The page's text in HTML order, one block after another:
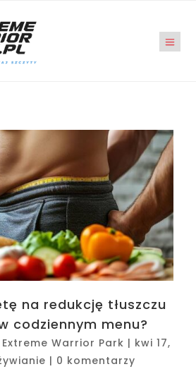
na redukcję tłuszczu
codziennym menu?
Extreme Warrior Park | kwi 17,
| 0 komentarzy